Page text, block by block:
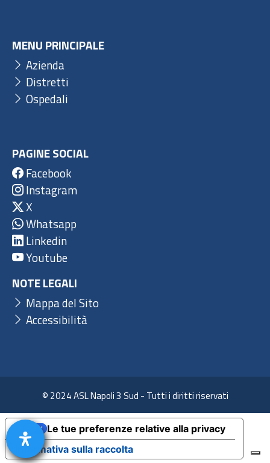
MENU PRINCIPALE
Azienda
Distretti
Ospedali
PAGINE SOCIAL
Facebook
Instagram
X
Whatsapp
Linkedin
Youtube
NOTE LEGALI
Mappa del Sito
Accessibilità
© 2024 ASL Napoli 3 Sud - Tutti i diritti riservati
Informativa sulla raccolta
Le tue preferenze relative alla privacy